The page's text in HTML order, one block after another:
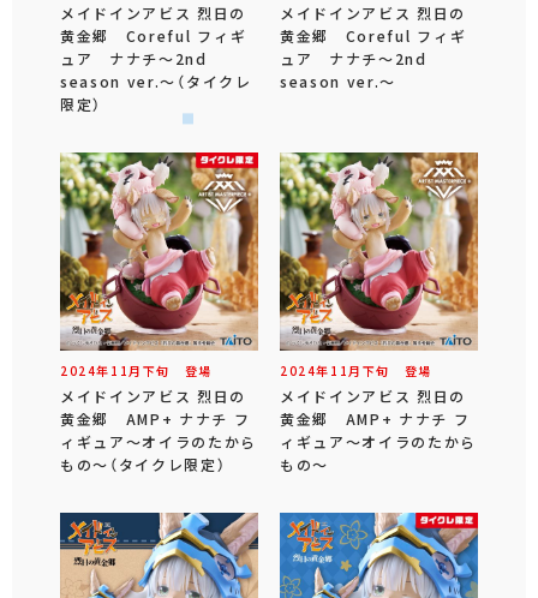
メイドインアビス 烈日の
黄金郷 Coreful フィギ
ュア ナナチ～2nd
season ver.～（タイクレ
限定）
メイドインアビス 烈日の
黄金郷 Coreful フィギ
ュア ナナチ～2nd
season ver.～
2024年 11 月 下旬 登場
メイドインアビス 烈日の
黄金郷 AMP+ ナナチ フ
ィギュア～オイラのたから
もの～（タイクレ限定）
2024年 11 月 下旬 登場
メイドインアビス 烈日の
黄金郷 AMP+ ナナチ フ
ィギュア～オイラのたから
もの～